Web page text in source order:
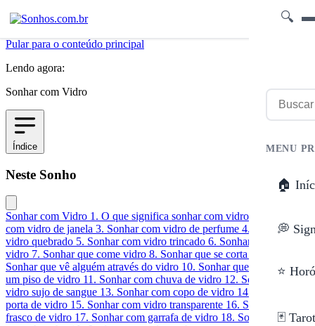
🔍
MENU
🏠
💭
⭐
🃏
Pular para o conteúdo principal
Lendo agora:
Sonhar com Vidro
Índice
Neste Sonho
Sonhar com Vidro 1. O que significa sonhar com vidro
com vidro de janela 3. Sonhar com vidro de perfume 4. Sonhar com
vidro quebrado 5. Sonhar com vidro trincado 6. Sonhar com caco de
vidro 7. Sonhar que come vidro 8. Sonhar que se corta com vidro
Sonhar que vê alguém através do vidro 10. Sonhar que está sobre
um piso de vidro 11. Sonhar com chuva de vidro 12. Sonhar com
vidro sujo de sangue 13. Sonhar com copo de vidro 14. Sonhar com
porta de vidro 15. Sonhar com vidro transparente 16. Sonhar com
frasco de vidro 17. Sonhar com garrafa de vidro 18. Sonhar com